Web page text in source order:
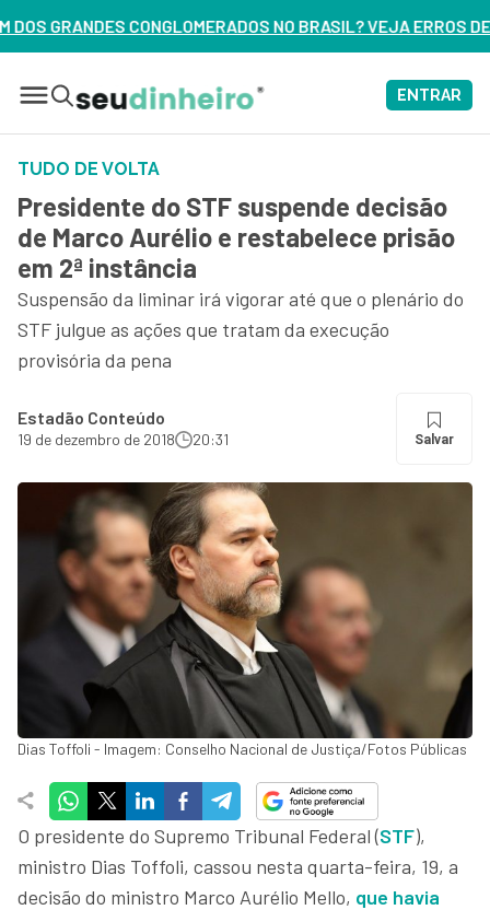
NO BRASIL? VEJA ERROS DE 3 DELES – ASSISTA AGORA
ENTRAR
TUDO DE VOLTA
Presidente do STF suspende decisão
de Marco Aurélio e restabelece prisão
em 2ª instância
Suspensão da liminar irá vigorar até que o plenário do
STF julgue as ações que tratam da execução
provisória da pena
Estadão Conteúdo
19 de dezembro de 2018 20:31 Salvar
Dias Toffoli - Imagem: Conselho Nacional de Justiça/Fotos Públicas
O presidente do Supremo Tribunal Federal (STF),
ministro Dias Toffoli, cassou nesta quarta-feira, 19, a
decisão do ministro Marco Aurélio Mello, que havia